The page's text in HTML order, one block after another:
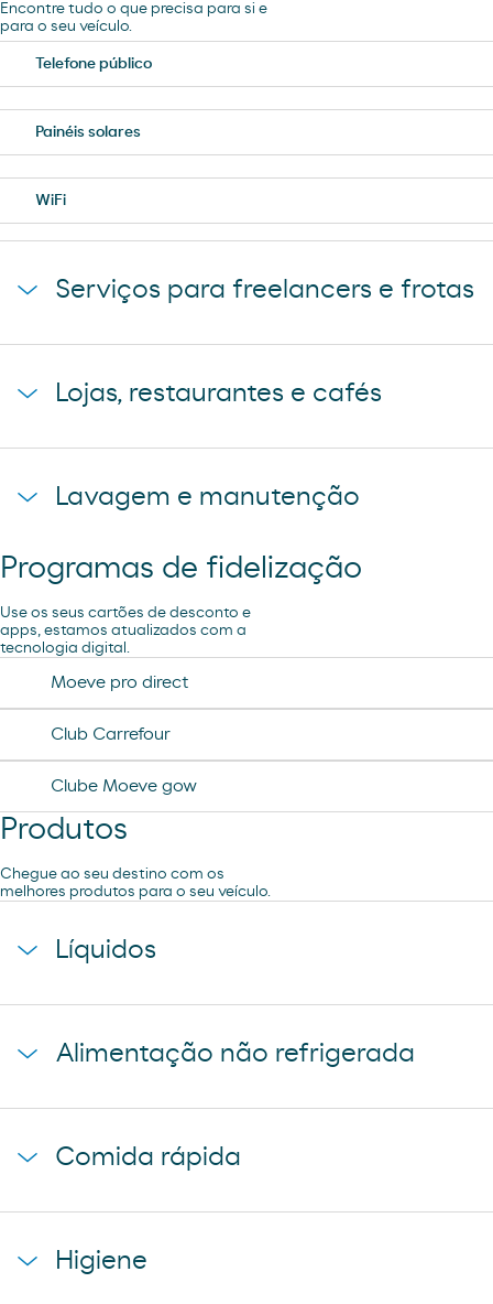
Encontre tudo o que precisa para si e
para o seu veículo.
Telefone público
Painéis solares
WiFi
Serviços para freelancers e frotas
Chuveiros
Lojas, restaurantes e cafés
Loja Carrefour Express
Cafetaria Restaurante
Lavagem e manutenção
Ar e Água
Programas de fidelização
Use os seus cartões de desconto e
apps, estamos atualizados com a
tecnologia digital.
Moeve pro direct
Club Carrefour
Clube Moeve gow
Produtos
Chegue ao seu destino com os
melhores produtos para o seu veículo.
Líquidos
coca-cola
cerveza mahou clasica
Alimentação não refrigerada
donuts
galletas filipinos
Comida rápida
caffe latte kaiku
Higiene